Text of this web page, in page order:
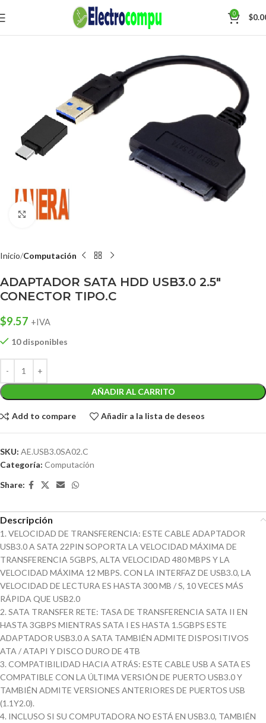
0 $
Click para agrandar
Inicio Computación
ADAPTADOR SATA HDD USB3.0 2.5″
CONECTOR TIPO.C
$9.57 +IVA
10 disponibles
AÑADIR AL CARRITO
Add to compare Añadir a la lista de deseos
SKU: AE.USB3.0SA02.C
Categoría: Computación
Share:
Descripción
1. VELOCIDAD DE TRANSFERENCIA: ESTE CABLE ADAPTADOR
USB3.0 A SATA 22PIN SOPORTA LA VELOCIDAD MÁXIMA DE
TRANSFERENCIA 5GBPS, ALTA VELOCIDAD 480 MBPS Y LA
VELOCIDAD MÁXIMA 12 MBPS. CON LA INTERFAZ DE USB3.0, LA
VELOCIDAD DE LECTURA ES HASTA 300 MB / S, 10 VECES MÁS
RÁPIDA QUE USB2.0
2. SATA TRANSFER RETE: TASA DE TRANSFERENCIA SATA II EN
HASTA 3GBPS MIENTRAS SATA I ES HASTA 1.5GBPS ESTE
ADAPTADOR USB3.0 A SATA TAMBIÉN ADMITE DISPOSITIVOS
ATA / ATAPI Y DISCO DURO DE 4TB
3. COMPATIBILIDAD HACIA ATRÁS: ESTE CABLE USB A SATA ES
COMPATIBLE CON LA ÚLTIMA VERSIÓN DE PUERTO USB3.0 Y
TAMBIÉN ADMITE VERSIONES ANTERIORES DE PUERTOS USB
(1.1Y2.0).
4. INCLUSO SI SU COMPUTADORA NO ESTÁ EN USB3.0, TAMBIÉN